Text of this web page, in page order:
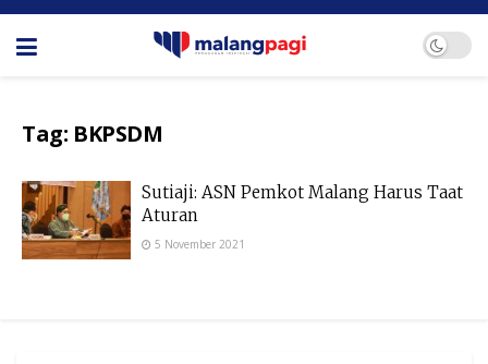
Tag: BKPSDM
Sutiaji: ASN Pemkot Malang Harus Taat
Aturan
5 November 2021